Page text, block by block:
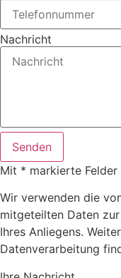
Nachricht
Senden
Mit * markierte
Wir verwenden die
mitgeteilten Daten
Ihres Anliegens.
Datenverarbeitung